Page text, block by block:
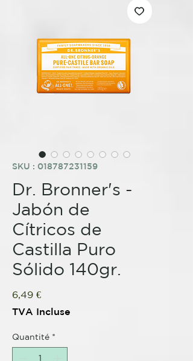
SKU : 018787231159
Dr. Bronner's -
Jabón de
Cítricos de
Castilla Puro
Sólido 140gr.
6,49 €Prix
TVA Incluse
Quantité *